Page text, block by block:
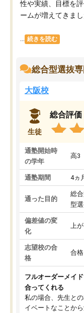
性や実績、目標を
ームが増えてきまし
続きを読む
総合型選抜
大阪校
生徒
総合評価
通塾開始時
の学年
高3
通塾期間 4ヵ
通った目的
総
型
偏差値の変
化
上
志望校の合
格
合
フルオーダーメイ
合ってくれる
私の場合、先生と
イベートなことか